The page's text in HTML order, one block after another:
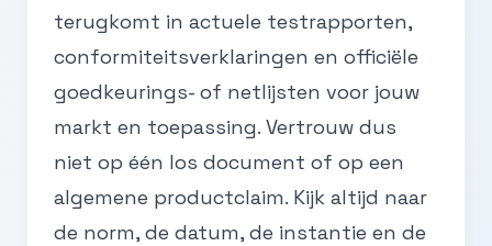
terugkomt in actuele testrapporten,
conformiteitsverklaringen en officiële
goedkeurings- of netlijsten voor jouw
markt en toepassing. Vertrouw dus
niet op één los document of op een
algemene productclaim. Kijk altijd naar
de norm, de datum, de instantie en de